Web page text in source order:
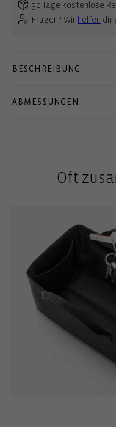
30 Tage kostenlose
Fragen? Wir helfen dir
BESCHREIBUNG
ABMESSUNGEN
Oft